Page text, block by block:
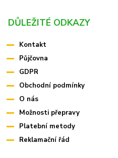
DŮLEŽITÉ ODKAZY
Kontakt
Půjčovna
GDPR
Obchodní podmínky
O nás
Možnosti přepravy
Platební metody
Reklamační řád